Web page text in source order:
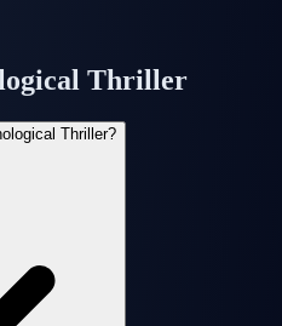
Thriller
Thriller?